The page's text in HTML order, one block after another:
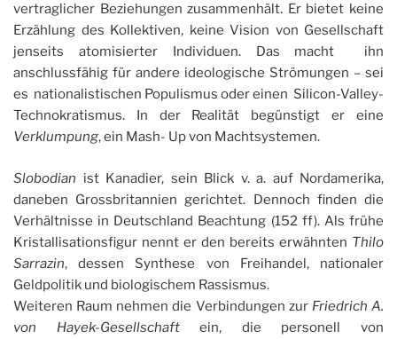
vertraglicher Beziehungen zusammenhält. Er bietet keine
Erzählung des Kollektiven, keine Vision von Gesellschaft
jenseits atomisierter Individuen. Das macht ihn
anschlussfähig für andere ideologische Strömungen – sei
es nationalistischen Populismus oder einen Silicon-Valley-
Technokratismus. In der Realität begünstigt er eine
Verklumpung, ein Mash- Up von Machtsystemen.
Slobodian ist Kanadier, sein Blick v. a. auf Nordamerika,
daneben Grossbritannien gerichtet. Dennoch finden die
Verhältnisse in Deutschland Beachtung (152 ff). Als frühe
Kristallisationsfigur nennt er den bereits erwähnten Thilo
Sarrazin, dessen Synthese von Freihandel, nationaler
Geldpolitik und biologischem Rassismus.
Weiteren Raum nehmen die Verbindungen zurFriedrich A.
von Hayek-Gesellschaftein, die personell von